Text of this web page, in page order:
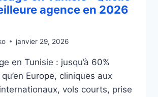
agence en 2026
janvier 29, 2026
en Tunisie : jusqu’à 60%
Europe, cliniques aux
vols courts, prise